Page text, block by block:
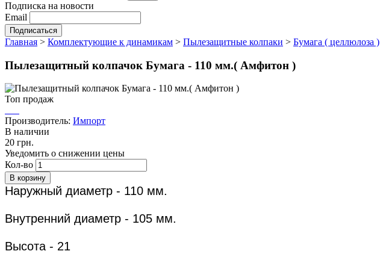
Подписка на новости
Email
Главная > Комплектующие к динамикам > Пылезащитные колпаки > Бумага ( целлюлоза )
Пылезащитный колпачок Бумага - 110 мм.( Амфитон )
Топ продаж
Производитель: Импорт
В наличии
20 грн.
Уведомить о снижении цены
Кол-во
Наружный диаметр - 110 мм.
Внутренний диаметр - 105 мм.
Высота - 21